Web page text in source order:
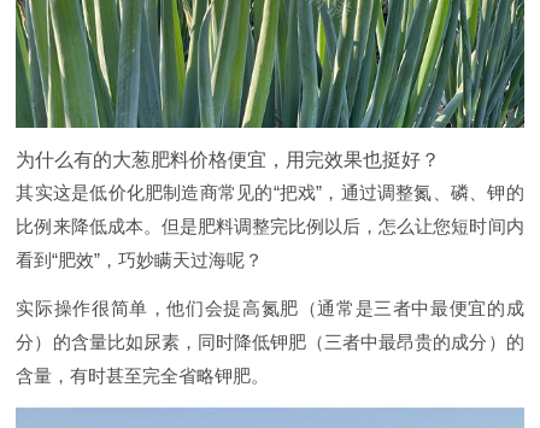
为什么有的大葱肥料价格便宜，用完效果也挺好？
其实这是低价化肥制造商常见的“把戏”，通过调整氮、磷、钾的
比例来降低成本。但是肥料调整完比例以后，怎么让您短时间内
看到“肥效”，巧妙瞒天过海呢？
实际操作很简单，他们会提高氮肥（通常是三者中最便宜的成
分）的含量比如尿素，同时降低钾肥（三者中最昂贵的成分）的
含量，有时甚至完全省略钾肥。